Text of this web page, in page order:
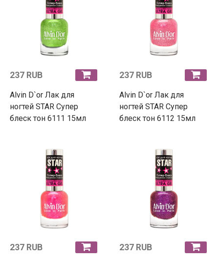
237 RUB
Alvin D`or Лак для
ногтей STAR Супер
блеск тон 6111 15мл
237 RUB
Alvin D`or Лак для
ногтей STAR Супер
блеск тон 6112 15мл
237 RUB 237 RUB